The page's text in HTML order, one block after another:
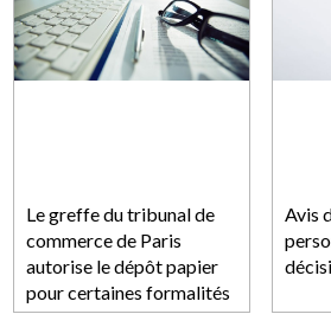
Le greffe du tribunal de
commerce de Paris
autorise le dépôt papier
pour certaines formalités
Avis